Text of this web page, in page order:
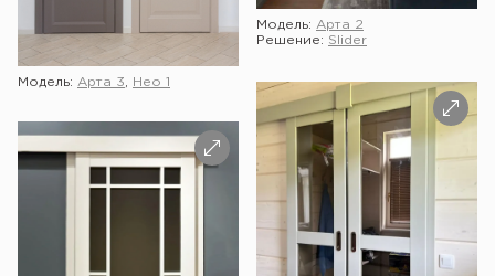
Модель: Арта 2
Решение: Slider
Модель: Арта 3 Нео 1